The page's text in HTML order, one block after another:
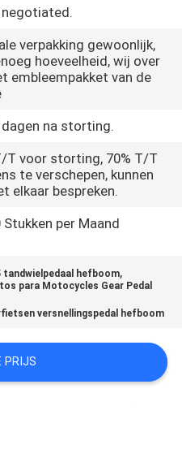
negotiated.
verpakking gewoonlijk,
hoeveelheid, wij over
embleempakket van de
dagen na storting.
T voor storting, 70% T/T
te verschepen, kunnen
elkaar bespreken.
Stukken per Maand
tandwielpedaal hefboom,
para Motocycles Gear Pedal
versnellingspedal hefboom
PRIJS